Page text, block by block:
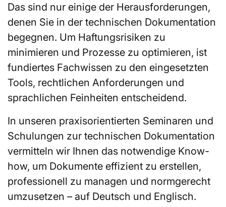
Das sind nur einige der Herausforderungen,
denen Sie in der technischen Dokumentation
begegnen. Um Haftungsrisiken zu
minimieren und Prozesse zu optimieren, ist
fundiertes Fachwissen zu den eingesetzten
Tools, rechtlichen Anforderungen und
sprachlichen Feinheiten entscheidend.
In unseren praxisorientierten Seminaren und
Schulungen zur technischen Dokumentation
vermitteln wir Ihnen das notwendige Know-
how, um Dokumente effizient zu erstellen,
professionell zu managen und normgerecht
umzusetzen – auf Deutsch und Englisch.